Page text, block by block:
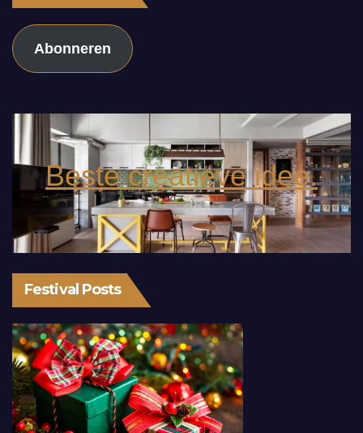
Abonneren
Beste creatieve idee.
Festival Posts